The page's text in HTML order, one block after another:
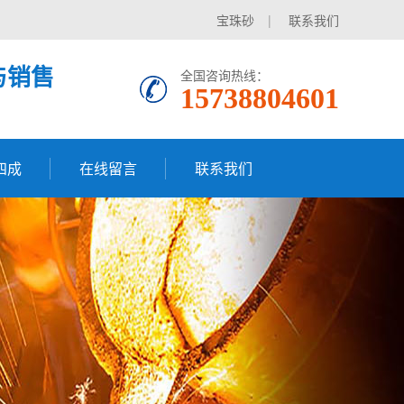
宝珠砂 | 联系我们
售 全国咨询热线：
15738804601
成 在线留言 联系我们